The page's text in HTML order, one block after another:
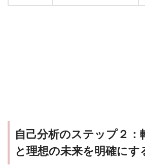
自己分析のステップ２：
と理想の未来を明確にす